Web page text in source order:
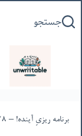
به
جستجو
برنامه ریزیِ آینده! – ٢٨ جون ٢٠٢٣